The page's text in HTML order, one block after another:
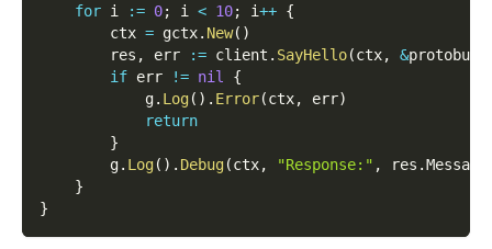
for i := 0; i < 10; i++ {
        ctx
= gctx. New( )
        res
, err := client . SayHello(ctx, &protobuf
if err != nil
{
            g
. Log( ) . Error(ctx, err)
return
}
        g
. Log( ) . Debug(ctx, "Response:" , res .Message
}
}